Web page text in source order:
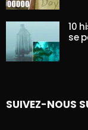
10
se
SUIVEZ-NOUS